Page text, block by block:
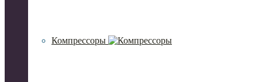
Компрессоры